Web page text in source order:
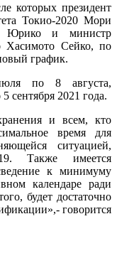
которых президент
Токио-2020 Мори
Юрико и министр
Хасимото Сейко, по
график.
по 8 августа,
сентября 2021 года.
и всем, кто
время для
ситуацией,
Также имеется
к минимуму
календаре ради
будет достаточно
говорится